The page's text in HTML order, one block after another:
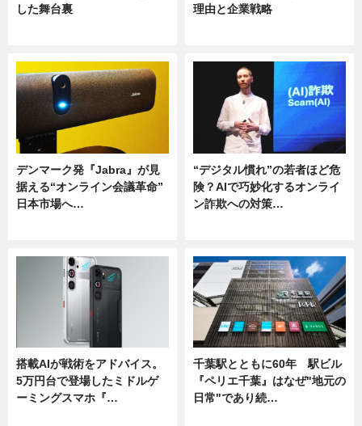
した舞台裏
理由と企業戦略
デンマーク発『Jabra』が見
据える“オンライン会議革命”
日本市場へ…
“デジタル慣れ”の若者ほど危
険？AIで巧妙化するオンライ
ン詐欺への対策…
搭載AIが戦術をアドバイス。
5万円台で登場したミドルゲ
ーミングスマホ『…
千葉駅とともに60年 駅ビル
『ペリエ千葉』はなぜ"地元の
日常"であり続…